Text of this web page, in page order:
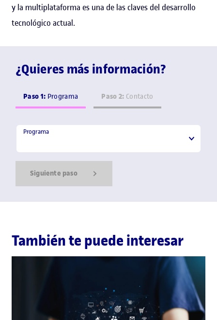
y la multiplataforma es una de las claves del desarrollo
tecnológico actual.
¿Quieres más información?
Paso 1: Programa Paso 2: Contacto
Programa
Programa
Siguiente paso
También te puede interesar